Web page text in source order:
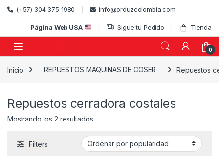
Skip to navigation
Skip to content
(+57) 304 375 1980 info@orduzcolombia.com
Página Web USA Sigue tu Pedido Tienda
0
Inicio REPUESTOS MAQUINAS DE COSER Repuestos
Repuestos cerradora costales
Mostrando los 2 resultadosOrdenado por popularidad
Filters